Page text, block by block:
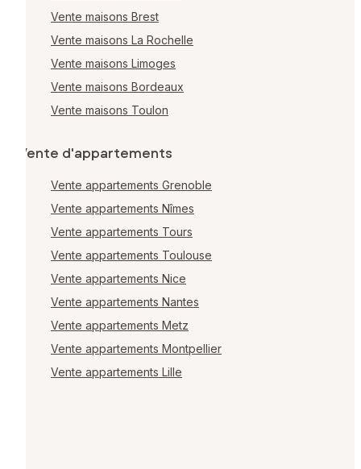
Vente maisons Brest
Vente maisons La Rochelle
Vente maisons Limoges
Vente maisons Bordeaux
Vente maisons Toulon
Vente d'appartements
Vente appartements Grenoble
Vente appartements Nîmes
Vente appartements Tours
Vente appartements Toulouse
Vente appartements Nice
Vente appartements Nantes
Vente appartements Metz
Vente appartements Montpellier
Vente appartements Lille